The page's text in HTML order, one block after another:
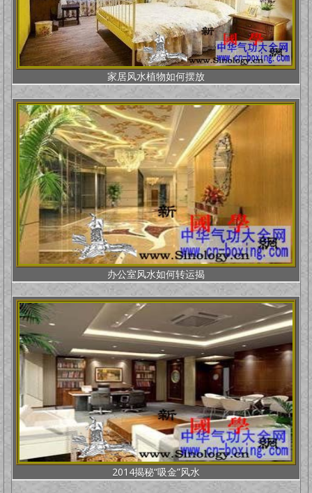
家居风水植物如何摆放
办公室风水如何转运揭
2014揭秘“吸金”风水